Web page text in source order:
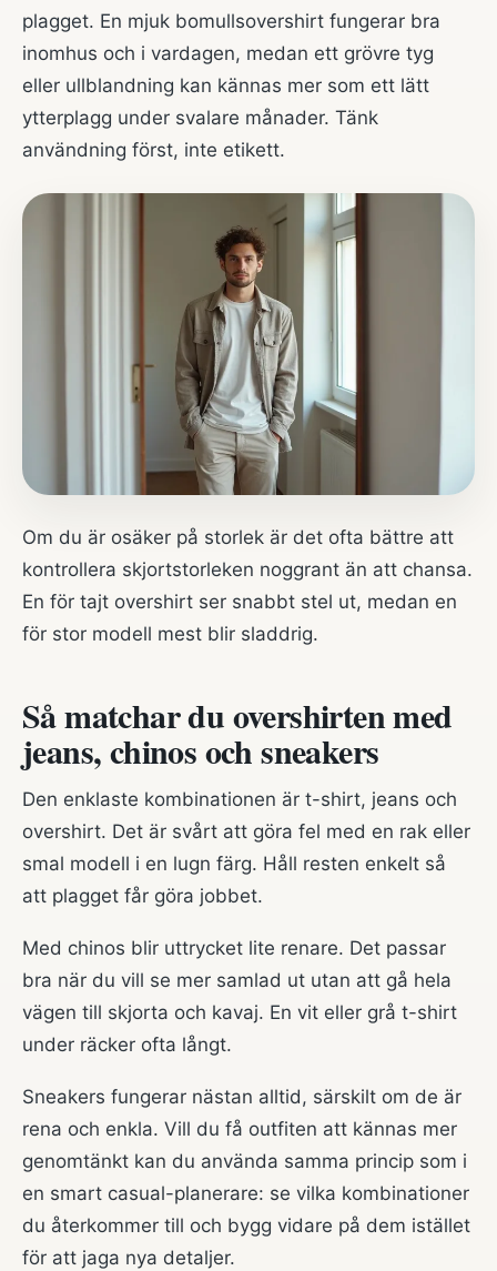
plagget. En mjuk bomullsovershirt fungerar bra
inomhus och i vardagen, medan ett grövre tyg
eller ullblandning kan kännas mer som ett lätt
ytterplagg under svalare månader. Tänk
användning först, inte etikett.
Om du är osäker på storlek är det ofta bättre att
kontrollera skjortstorleken noggrant än att chansa.
En för tajt overshirt ser snabbt stel ut, medan en
för stor modell mest blir sladdrig.
Så matchar du overshirten med
jeans, chinos och sneakers
Den enklaste kombinationen är t-shirt, jeans och
overshirt. Det är svårt att göra fel med en rak eller
smal modell i en lugn färg. Håll resten enkelt så
att plagget får göra jobbet.
Med chinos blir uttrycket lite renare. Det passar
bra när du vill se mer samlad ut utan att gå hela
vägen till skjorta och kavaj. En vit eller grå t-shirt
under räcker ofta långt.
Sneakers fungerar nästan alltid, särskilt om de är
rena och enkla. Vill du få outfiten att kännas mer
genomtänkt kan du använda samma princip som i
en smart casual-planerare: se vilka kombinationer
du återkommer till och bygg vidare på dem istället
för att jaga nya detaljer.